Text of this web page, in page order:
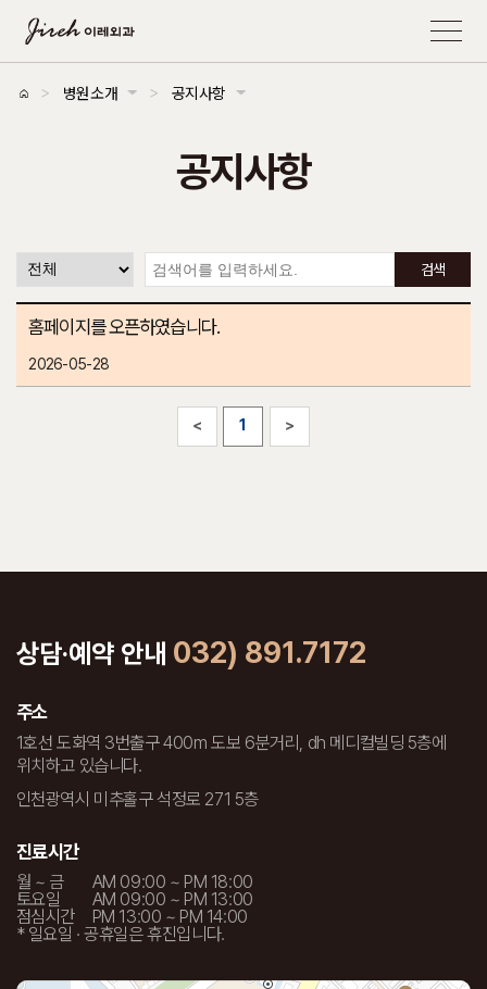
> 병원소개 > 공지사항
공지사항
검색
홈페이지를 오픈하였습니다.
2026-05-28
< 1 >
상담·예약 안내 032) 891.7172
주소
1호선 도화역 3번출구 400m 도보 6분거리, dh 메디컬빌딩 5층에
위치하고 있습니다.
인천광역시 미추홀구 석정로 271 5층
진료시간
월 ~ 금
AM 09:00 ~ PM 18:00
토요일
AM 09:00 ~ PM 13:00
점심시간
PM 13:00 ~ PM 14:00
* 일요일 · 공휴일은 휴진입니다.